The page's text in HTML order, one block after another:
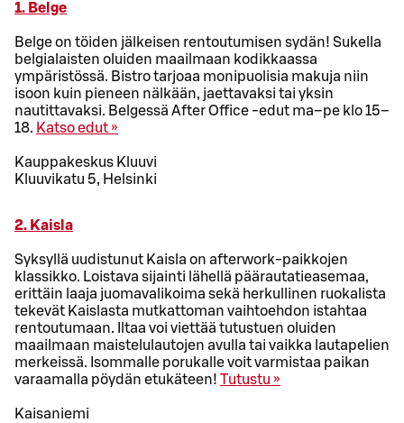
1. Belge
Belge on töiden jälkeisen rentoutumisen sydän! Sukella
belgialaisten oluiden maailmaan kodikkaassa
ympäristössä. Bistro tarjoaa monipuolisia makuja niin
isoon kuin pieneen nälkään, jaettavaksi tai yksin
nautittavaksi. Belgessä After Office -edut ma–pe klo 15–
18. Katso edut »
Kauppakeskus Kluuvi
Kluuvikatu 5, Helsinki
2. Kaisla
Syksyllä uudistunut Kaisla on afterwork-paikkojen
klassikko. Loistava sijainti lähellä päärautatieasemaa,
erittäin laaja juomavalikoima sekä herkullinen ruokalista
tekevät Kaislasta mutkattoman vaihtoehdon istahtaa
rentoutumaan. Iltaa voi viettää tutustuen oluiden
maailmaan maistelulautojen avulla tai vaikka lautapelien
merkeissä. Isommalle porukalle voit varmistaa paikan
varaamalla pöydän etukäteen! Tutustu »
Kaisaniemi